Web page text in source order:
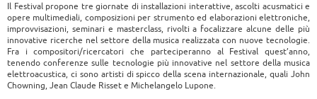
Il Festival propone tre giornate di installazioni interattive, ascolti acusmatici e
opere multimediali, composizioni per strumento ed elaborazioni elettroniche,
improvvisazioni, seminari e masterclass, rivolti a focalizzare alcune delle più
innovative ricerche nel settore della musica realizzata con nuove tecnologie.
Fra i compositori/ricercatori che parteciperanno al Festival quest’anno,
tenendo conferenze sulle tecnologie più innovative nel settore della musica
elettroacustica, ci sono artisti di spicco della scena internazionale, quali John
Chowning, Jean Claude Risset e Michelangelo Lupone.